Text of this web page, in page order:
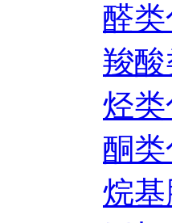
醛
羧
烃
酮
烷